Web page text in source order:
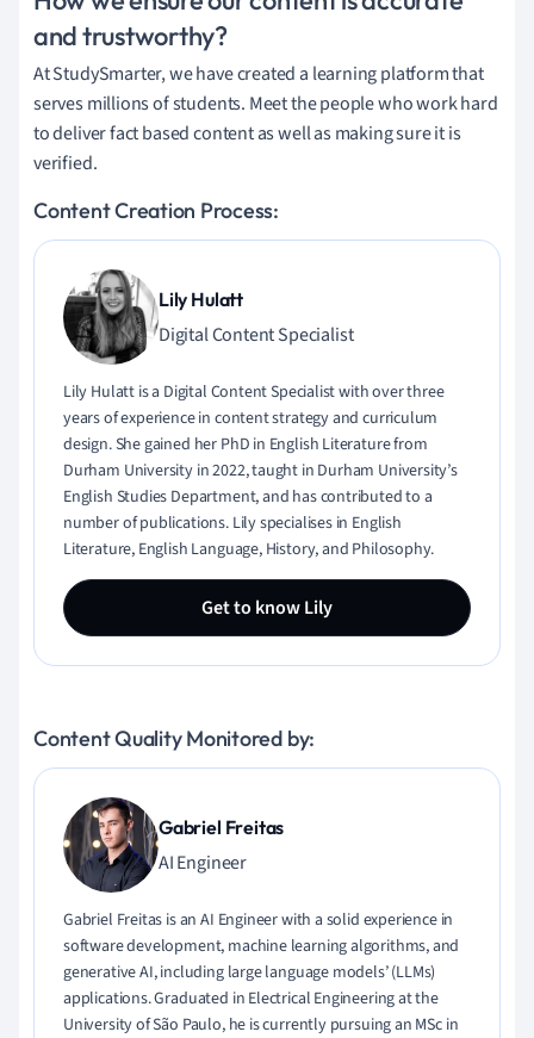
and trustworthy?
At StudySmarter, we have created a learning platform that
serves millions of students. Meet the people who work hard
to deliver fact based content as well as making sure it is
verified.
Content Creation Process:
Lily Hulatt
Digital Content Specialist
Lily Hulatt is a Digital Content Specialist with over three
years of experience in content strategy and curriculum
design. She gained her PhD in English Literature from
Durham University in 2022, taught in Durham University’s
English Studies Department, and has contributed to a
number of publications. Lily specialises in English
Literature, English Language, History, and Philosophy.
Get to know Lily
Content Quality Monitored by:
Gabriel Freitas
AI Engineer
Gabriel Freitas is an AI Engineer with a solid experience in
software development, machine learning algorithms, and
generative AI, including large language models’ (LLMs)
applications. Graduated in Electrical Engineering at the
University of São Paulo, he is currently pursuing an MSc in